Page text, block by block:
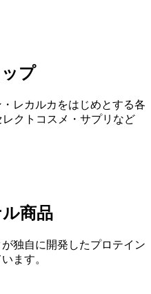
プ
レカルカをはじめとする各
クトコスメ・サプリなど
商品
独自に開発したプロテイン
ます。